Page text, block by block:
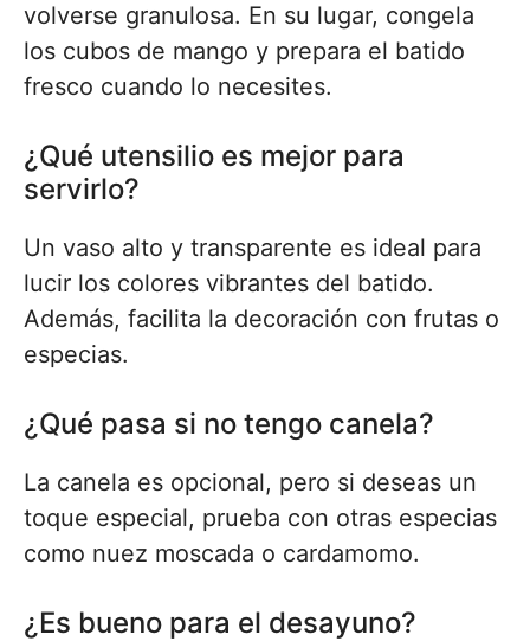
volverse granulosa. En su lugar, congela
los cubos de mango y prepara el batido
fresco cuando lo necesites.
¿Qué utensilio es mejor para
servirlo?
Un vaso alto y transparente es ideal para
lucir los colores vibrantes del batido.
Además, facilita la decoración con frutas o
especias.
¿Qué pasa si no tengo canela?
La canela es opcional, pero si deseas un
toque especial, prueba con otras especias
como nuez moscada o cardamomo.
¿Es bueno para el desayuno?